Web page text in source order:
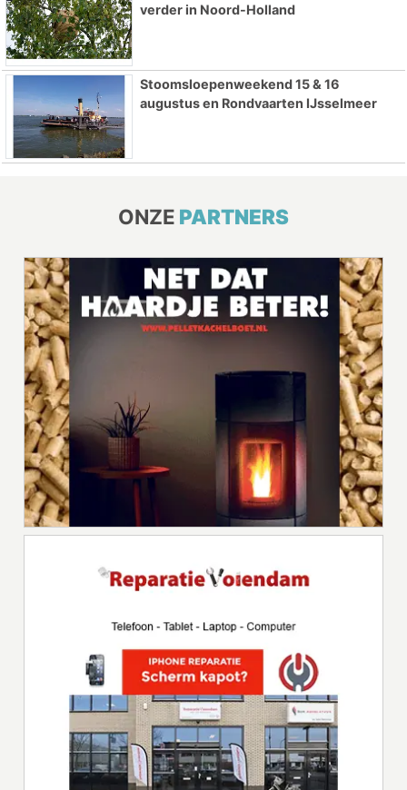
verder in Noord-Holland
Stoomsloepenweekend 15 & 16
augustus en Rondvaarten IJsselmeer
ONZE PARTNERS